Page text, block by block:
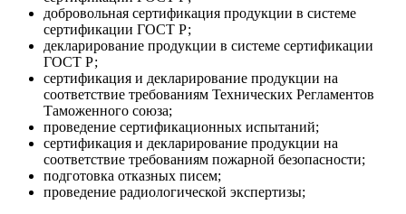
добровольная сертификация продукции в системе
сертификации ГОСТ Р;
декларирование продукции в системе сертификации
ГОСТ Р;
сертификация и декларирование продукции на
соответствие требованиям Технических Регламентов
Таможенного союза;
проведение сертификационных испытаний;
сертификация и декларирование продукции на
соответствие требованиям пожарной безопасности;
подготовка отказных писем;
проведение радиологической экспертизы;